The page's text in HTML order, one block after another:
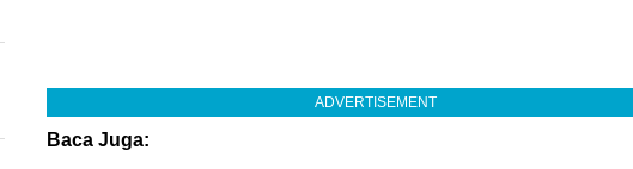
ADVERTISEMENT
Baca Juga: